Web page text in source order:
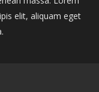
elit, aliquam eget